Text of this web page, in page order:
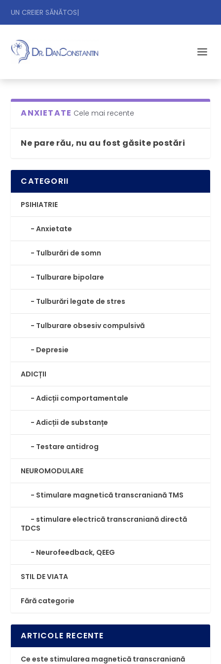
UN CREIER SĂNĂT|
ANXIETATE Cele mai recente
Ne pare rău, nu au fost găsite postări
CATEGORII
PSIHIATRIE
Anxietate
Tulburări de somn
⁠⁠Tulburare bipolare
Tulburări legate de stres
Tulburare obsesiv compulsivă
Depresie
ADICȚII
⁠Adicții comportamentale
Adicții de substanțe
Testare antidrog
NEUROMODULARE
⁠Stimulare magnetică transcraniană TMS
stimulare electrică transcraniană directă
TDCS
Neurofeedback, QEEG
STIL DE VIATA
Fără categorie
ARTICOLE RECENTE
Ce este stimularea magnetică transcraniană